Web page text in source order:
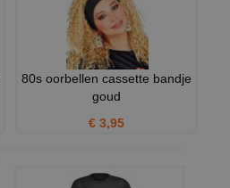
80s oorbellen cassette bandje
goud
€ 3,95